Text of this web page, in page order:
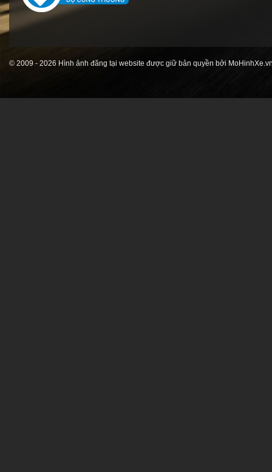
© 2009 - 2026 Hình ảnh đăng tại website được giữ bản quyền bởi